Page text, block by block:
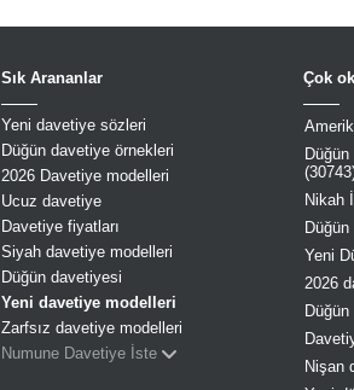
Sık Arananlar
Yeni davetiye sözleri
Düğün davetiye örnekleri
2026 Davetiye modelleri
Ucuz davetiye
Davetiye fiyatları
Siyah davetiye modelleri
Düğün davetiyesi
Yeni davetiye modelleri
Zarfsız davetiye modelleri
Numune Davetiye İste
Çok
Nikah
Yeni
2026
Nişan